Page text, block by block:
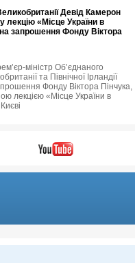
Девід Камерон
лекцію «Місце України в
на запрошення Фонду Віктора
міністр Об’єднаного
та Північної Ірландії
Фонду Віктора Пінчука,
лекцією «Місце України в